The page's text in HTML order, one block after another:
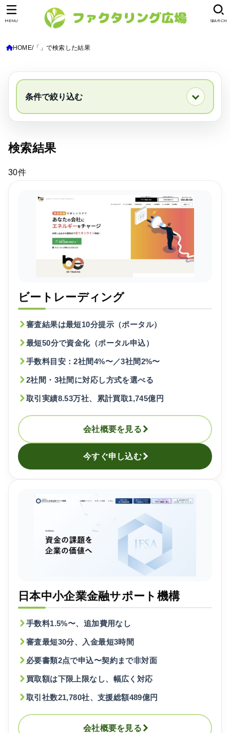
SEARCH
MENU
HOME 「」で検索した結果
条件で絞り込む
買取希望額
売掛債権の種類
請求書買取
注文書買取
その他条件を開く
検索結果
30件
ビートレーディング
審査結果は最短10分提示（ポータル）
最短50分で資金化（ポータル申込）
手数料目安：2社間4%〜／3社間2%〜
2社間・3社間に対応し方式を選べる
取引実績8.53万社、累計買取1,745億円
会社概要を見る
今すぐ申し込む
日本中小企業金融サポート機構
手数料1.5%〜、追加費用なし
審査最短30分、入金最短3時間
必要書類2点で申込〜契約まで非対面
買取額は下限上限なし、幅広く対応
取引社数21,780社、支援総額489億円
会社概要を見る